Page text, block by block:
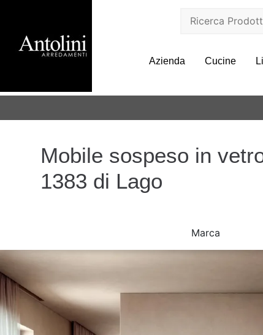
Azienda Cucine
Mobile sospeso in
1383 di Lago
Marca